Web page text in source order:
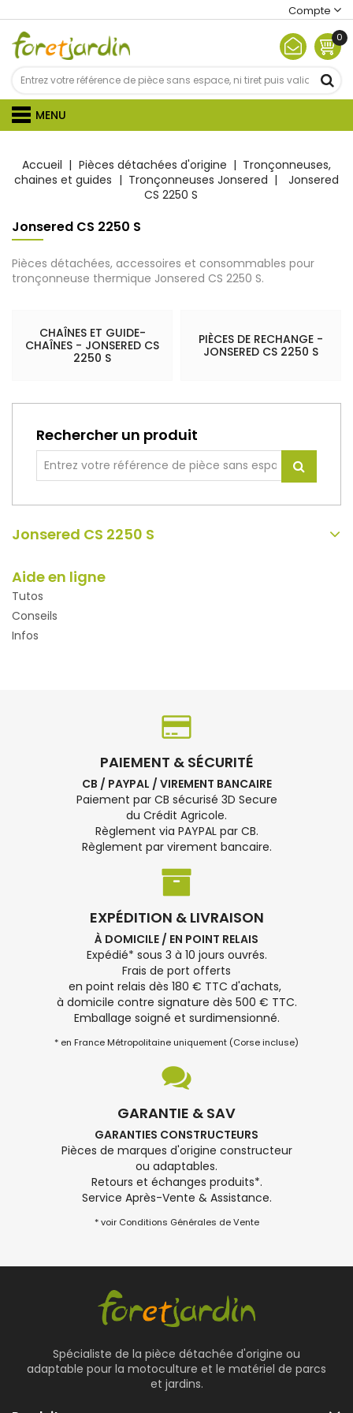
Compte
0
MENU
Accueil Pièces détachées d'origine
Tronçonneuses,
chaines et guides
Tronçonneuses Jonsered
Jonsered
CS 2250 S
Jonsered CS 2250 S
Pièces détachées, accessoires et consommables pour
tronçonneuse thermique Jonsered CS 2250 S.
CHAÎNES ET GUIDE-
CHAÎNES - JONSERED CS
2250 S
PIÈCES DE RECHANGE -
JONSERED CS 2250 S
Rechercher un produit
Jonsered CS 2250 S
Aide en ligne
Tutos
Conseils
Infos
PAIEMENT & SÉCURITÉ
CB / PAYPAL / VIREMENT BANCAIRE
Paiement par CB sécurisé 3D Secure
du Crédit Agricole.
Règlement via PAYPAL par CB.
Règlement par virement bancaire.
EXPÉDITION & LIVRAISON
À DOMICILE / EN POINT RELAIS
Expédié* sous 3 à 10 jours ouvrés.
Frais de port offerts
en point relais dès 180 € TTC d'achats,
à domicile contre signature dès 500 € TTC.
Emballage soigné et surdimensionné.
* en France Métropolitaine uniquement (Corse incluse)
GARANTIE & SAV
GARANTIES CONSTRUCTEURS
Pièces de marques d'origine constructeur
ou adaptables.
Retours et échanges produits*.
Service Après-Vente & Assistance.
* voir Conditions Générales de Vente
Spécialiste de la pièce détachée d'origine ou
adaptable pour la motoculture et le matériel de parcs
et jardins.